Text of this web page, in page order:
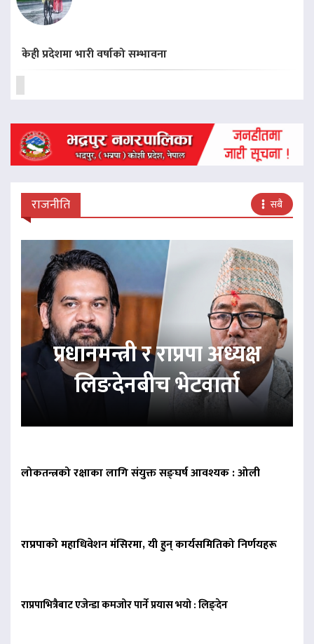
केही प्रदेशमा भारी वर्षाको सम्भावना
राजनीति सबै
प्रधानमन्त्री र राप्रपा अध्यक्ष
लिङदेनबीच भेटवार्ता
लोकतन्त्रको रक्षाका लागि संयुक्त सङ्घर्ष आवश्यक : ओली
राप्रपाको महाधिवेशन मंसिरमा, यी हुन् कार्यसमितिको निर्णयहरू
राप्रपाभित्रैबाट एजेन्डा कमजोर पार्ने प्रयास भयो : लिङ्देन